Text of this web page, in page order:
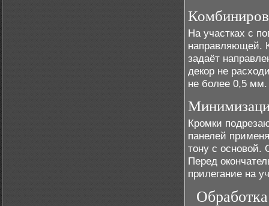
На участках с
направляющей.
задаёт
декор не
не более 0,5 мм.
Кромки
панелей
тону с основой.
Перед
прилегание на